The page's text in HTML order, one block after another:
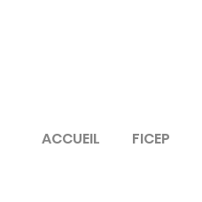
ACCUEIL FICEP